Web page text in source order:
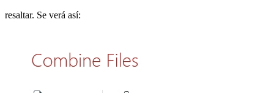
resaltar. Se verá así: